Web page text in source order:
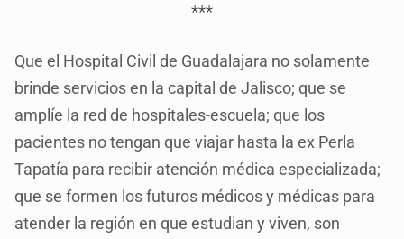
***
Que el Hospital Civil de Guadalajara no solamente
brinde servicios en la capital de Jalisco; que se
amplíe la red de hospitales-escuela; que los
pacientes no tengan que viajar hasta la ex Perla
Tapatía para recibir atención médica especializada;
que se formen los futuros médicos y médicas para
atender la región en que estudian y viven, son